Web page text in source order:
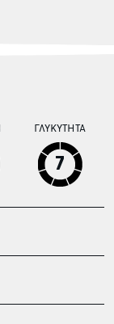
ΓΛΥΚΥΤΗΤΑ
7